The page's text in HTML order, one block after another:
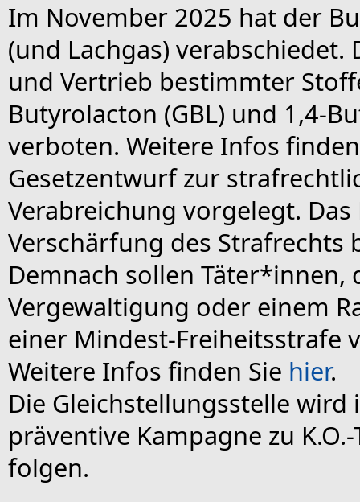
Im November 2025 hat der
(und Lachgas)
und Vertrieb bestimmter
Butyrolacton (GBL) und 1,4-
verboten. Weitere Infos
Gesetzentwurf zur
Verabreichung vorgelegt.
Verschärfung des Strafrechts
Demnach sollen Täter*innen,
Vergewaltigung oder einem
einer Mindest-Freiheitsstrafe
Weitere Infos finden Sie hier.
Die Gleichstellungsstelle
präventive Kampagne zu
folgen.